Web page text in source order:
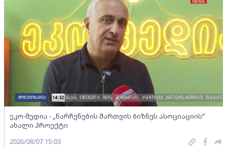
ეკო-მედია - „ნარჩენების მართვის ბიზნეს ასოციაციის”
ახალი პროექტი
2026/08/07 15:03